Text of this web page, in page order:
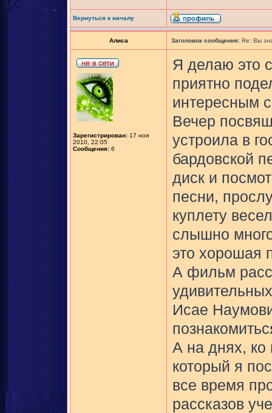
Вернуться к началу
Алиса Заголовок сообщения: Re: Вы
Зарегистрирован: 17 ноя
2010, 22:05
Сообщения: 6
Я делаю это
приятно
интересным
Вечер
устроила в
бардовской
диск и
песни,
куплету
слышно
это хорошая
А фильм
Исае
А на днях, ко
который я
все время
рассказов